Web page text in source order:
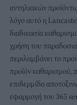
αντηλιακών
λόγο αυτό η
διαδικασία
χρήση του
περιλαμβάνει το
προϊόν καθαρισμού,
επιδερμίδα
εφαρμογή του 365